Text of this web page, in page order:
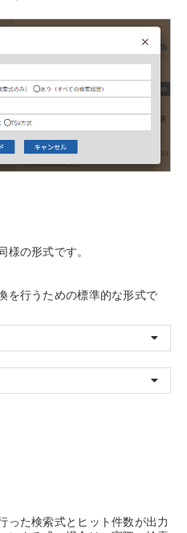
の形式です。
を行うための標準的な形式で
った検索式とヒット件数が出力